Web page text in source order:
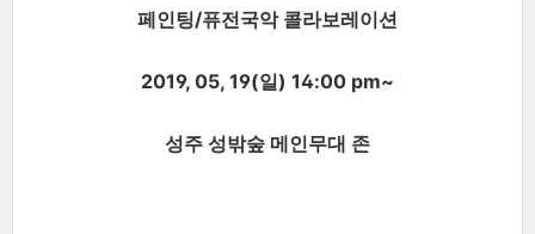
페인팅/퓨전국악 콜라보레이션
2019, 05, 19(일) 14:00 pm~
성주 성밖숲 메인무대 존